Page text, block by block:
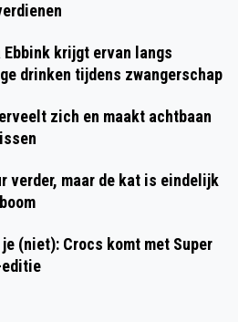
Ebbink krijgt ervan langs
drinken tijdens zwangerschap
zich en maakt achtbaan
verder, maar de kat is eindelijk
(niet): Crocs komt met Super